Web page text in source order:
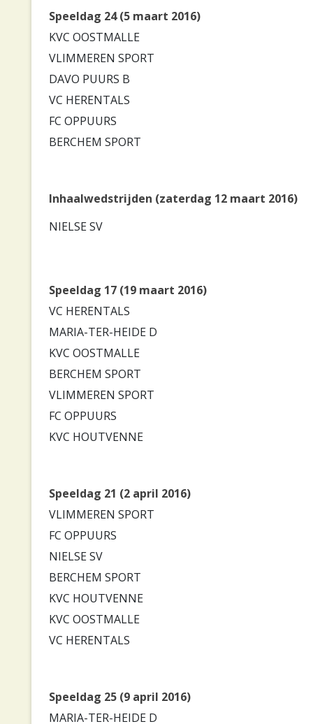
Speeldag 24 (5 maart 2016)
KVC OOSTMALLE
VLIMMEREN SPORT
DAVO PUURS B
VC HERENTALS
FC OPPUURS
BERCHEM SPORT
Inhaalwedstrijden (zaterdag 12 maart 2016)
NIELSE SV
Speeldag 17 (19 maart 2016)
VC HERENTALS
MARIA-TER-HEIDE D
KVC OOSTMALLE
BERCHEM SPORT
VLIMMEREN SPORT
FC OPPUURS
KVC HOUTVENNE
Speeldag 21 (2 april 2016)
VLIMMEREN SPORT
FC OPPUURS
NIELSE SV
BERCHEM SPORT
KVC HOUTVENNE
KVC OOSTMALLE
VC HERENTALS
Speeldag 25 (9 april 2016)
MARIA-TER-HEIDE D